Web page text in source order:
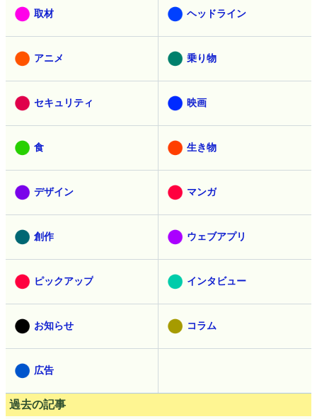
取材 ヘッドライン
アニメ 乗り物
セキュリティ 映画
食 生き物
デザイン マンガ
創作 ウェブアプリ
ピックアップ インタビュー
お知らせ コラム
広告
過去の記事